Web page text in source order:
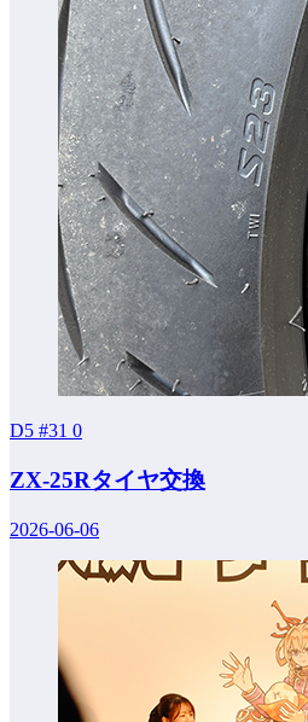
D5 #31 0
ZX-25Rタイヤ交換
2026-06-06